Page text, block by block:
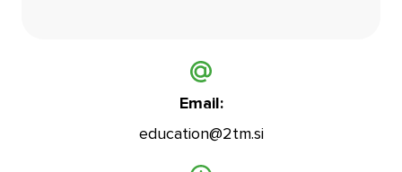
Email:
education@2tm.si